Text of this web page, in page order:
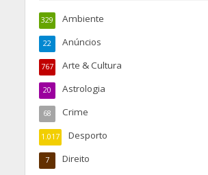
Ambiente
329
Anúncios
22
Arte & Cultura
767
Astrologia
20
Crime
68
Desporto
1.017
Direito
7